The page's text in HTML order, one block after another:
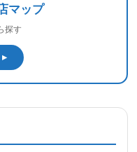
マップ
探す
▸